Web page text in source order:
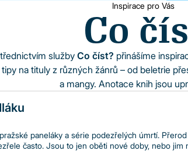
Inspirace pro Vás
Co
služby Co číst? přinášíme
na tituly z různých žánrů – od beletrie
a mangy. Anotace knih jsou
paneláky a série podezřelých úmrtí.
často. Jsou to jen oběti nové doby, nebo jim